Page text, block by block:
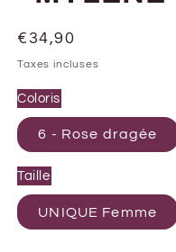
Prix
habituel
€34,90
Taxes incluses
Coloris
6 - Rose dragée
Taille
UNIQUE Femme